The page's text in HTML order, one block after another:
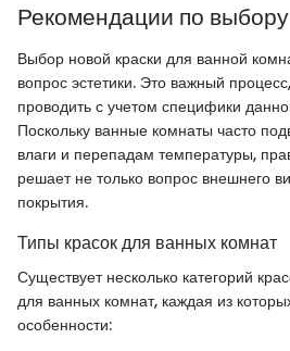
Рекомендации по
Выбор новой краски для ванной
вопрос эстетики. Это важный
проводить с учетом специфики
Поскольку ванные комнаты часто
влаги и перепадам температуры,
решает не только вопрос внешнего
покрытия.
Типы красок для ванных комнат
Существует несколько категорий
для ванных комнат, каждая из
особенности: